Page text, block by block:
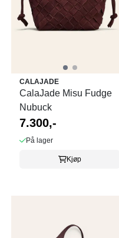
CALAJADE
CalaJade Misu Fudge
Nubuck
7.300,-
På lager
Kjøp